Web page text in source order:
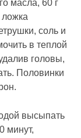
масла, 60 г
ложка
соль и
в теплой
головы,
Половинки
высыпать
минут,